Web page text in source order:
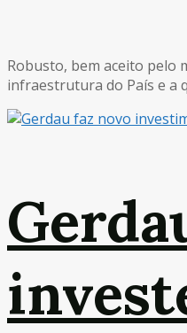
Robusto, bem aceito pelo
infraestrutura do País e a